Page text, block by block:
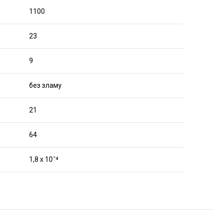
1100
23
9
без зламу
21
64
1,8 x 10ˉ⁴